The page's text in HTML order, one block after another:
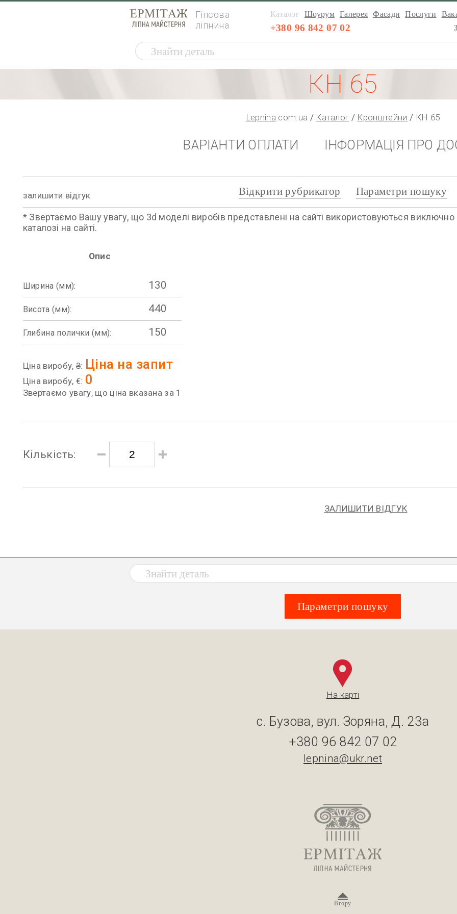
Гіпсова
ліпнина
Каталог Шоурум Галерея Фасади Послуги
+380 96 842 07 02
КН 65
Lepnina.com.ua Каталог Кронштейни КН 65
ВАРІАНТИ ОПЛАТИ ІНФОРМАЦІЯ ПРО
залишити відгук Відкрити рубрикатор Параметри пошуку
* Звертаємо Вашу увагу, що 3d моделі виробів представлені на сайті використовуються виключно
каталозі на сайті.
Опис
Ширина (мм): 130
Висота (мм): 440
Глибина полички (мм): 150
Ціна виробу, ₴: Ціна на запит
Ціна виробу, €: 0
Звертаємо увагу, що ціна вказана за 1
Кількість:
ЗАЛИШИТИ ВІДГУК
Параметри пошуку
На карті
с. Бузова, вул. Зоряна, Д. 23а
+380 96 842 07 02
lepnina@ukr.net
Вгору